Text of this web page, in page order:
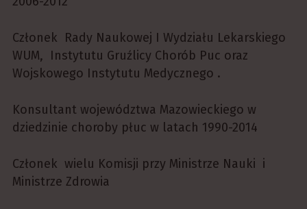
Członek Rady Naukowej I Wydziału Lekarskiego
WUM, Instytutu Gruźlicy Chorób Puc oraz
Wojskowego Instytutu Medycznego .
Konsultant województwa Mazowieckiego w
dziedzinie choroby płuc w latach 1990-2014
Członek wielu Komisji przy Ministrze Nauki i
Ministrze Zdrowia